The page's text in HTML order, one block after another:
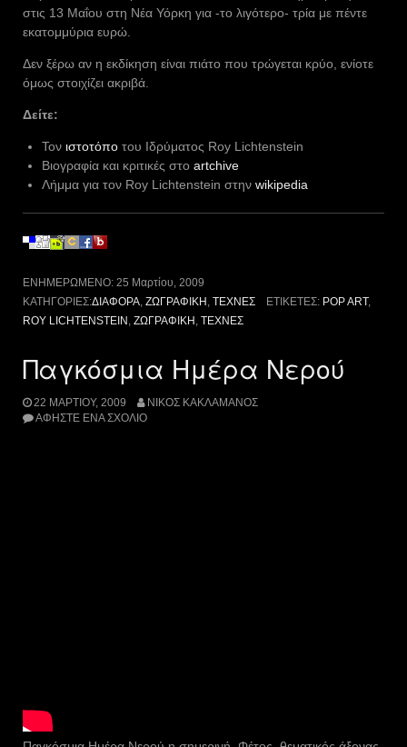
στις 13 Μαΐου στη Νέα Υόρκη για -το λιγότερο- τρία με πέντε
εκατομμύρια ευρώ.
Δεν ξέρω αν η εκδίκηση είναι πιάτο που τρώγεται κρύο, ενίοτε
όμως στοιχίζει ακριβά.
Δείτε:
Τον ιστοτόπο του Ιδρύματος Roy Lichtenstein
Βιογραφία και κριτικές στο artchive
Λήμμα για τον Roy Lichtenstein στην wikipedia
ΕΝΗΜΕΡΩΜΈΝΟ: 25 Μαρτίου, 2009
ΚΑΤΗΓΟΡΊΕΣ:ΔΙΆΦΟΡΑ, ΖΩΓΡΑΦΙΚΉ , ΤΈΧΝΕΣ ΕΤΙΚΈΤΕΣ: POP ART,
ROY LICHTENSTEIN , ΖΩΓΡΑΦΙΚΉ , ΤΈΧΝΕΣ
Παγκόσμια Ημέρα Νερού
22 ΜΑΡΤΊΟΥ, 2009
ΝΊΚΟΣ ΚΑΚΛΑΜΆΝΟΣ
ΑΦΉΣΤΕ ΈΝΑ ΣΧΌΛΙΟ